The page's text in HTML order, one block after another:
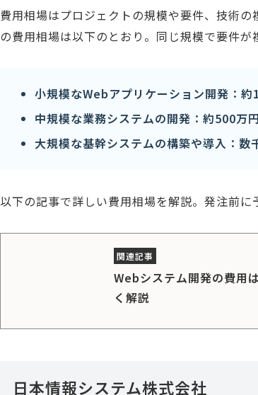
費用相場はプロジェクトの規模や要件、技術
の費用相場は以下のとおり。同じ規模で要件が
小規模なWebアプリケーション開発：
中規模な業務システムの開発：約500万
大規模な基幹システムの構築や導入：数
以下の記事で詳しい費用相場を解説。発注前に
Webシステム開発の費用
く解説
日本情報システム株式会社